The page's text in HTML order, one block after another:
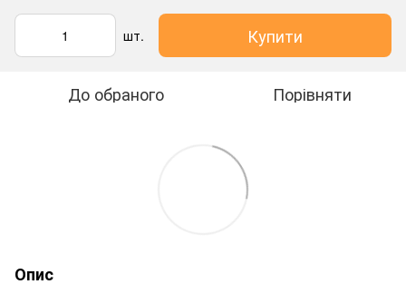
шт. Купити
До обраного Порівняти
Опис